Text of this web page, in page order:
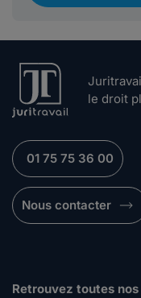
le droit
01 75 75 36 00
Nous contacter
Retrouvez toutes